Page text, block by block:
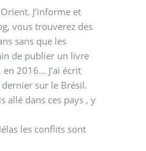
J’informe et
vous trouverez des
sans que les
de publier un livre
2016... J’ai écrit
dernier sur le Brésil.
allé dans ces pays , y
les conflits sont